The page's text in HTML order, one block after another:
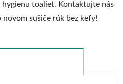
toaliet. Kontaktujte nás
sušiče rúk bez kefy!